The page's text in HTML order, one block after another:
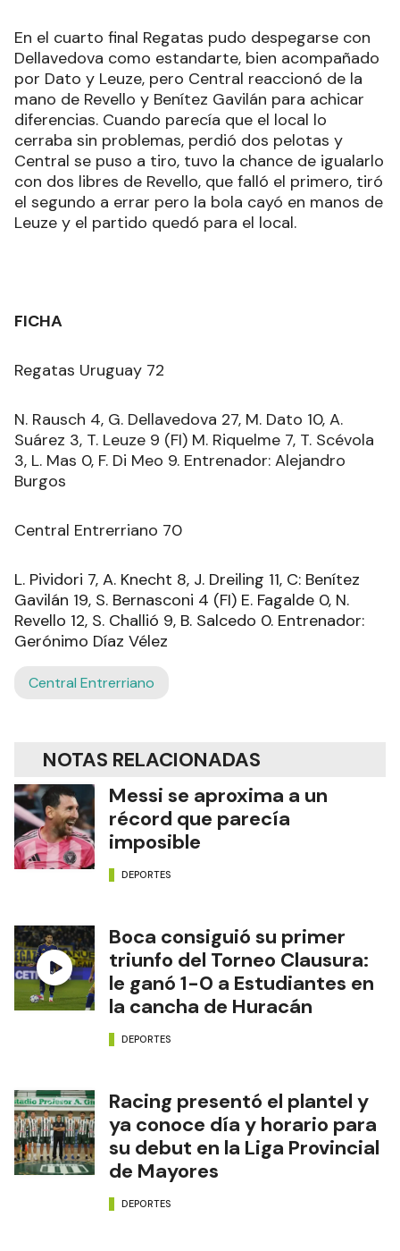
En el cuarto final Regatas pudo despegarse con
Dellavedova como estandarte, bien acompañado
por Dato y Leuze, pero Central reaccionó de la
mano de Revello y Benítez Gavilán para achicar
diferencias. Cuando parecía que el local lo
cerraba sin problemas, perdió dos pelotas y
Central se puso a tiro, tuvo la chance de igualarlo
con dos libres de Revello, que falló el primero, tiró
el segundo a errar pero la bola cayó en manos de
Leuze y el partido quedó para el local.
FICHA
Regatas Uruguay 72
N. Rausch 4, G. Dellavedova 27, M. Dato 10, A.
Suárez 3, T. Leuze 9 (FI) M. Riquelme 7, T. Scévola
3, L. Mas 0, F. Di Meo 9. Entrenador: Alejandro
Burgos
Central Entrerriano 70
L. Pividori 7, A. Knecht 8, J. Dreiling 11, C: Benítez
Gavilán 19, S. Bernasconi 4 (FI) E. Fagalde 0, N.
Revello 12, S. Challió 9, B. Salcedo 0. Entrenador:
Gerónimo Díaz Vélez
Central Entrerriano
NOTAS RELACIONADAS
Messi se aproxima a un
récord que parecía
imposible
DEPORTES
Boca consiguió su primer
triunfo del Torneo Clausura:
le ganó 1-0 a Estudiantes en
la cancha de Huracán
DEPORTES
Racing presentó el plantel y
ya conoce día y horario para
su debut en la Liga Provincial
de Mayores
DEPORTES